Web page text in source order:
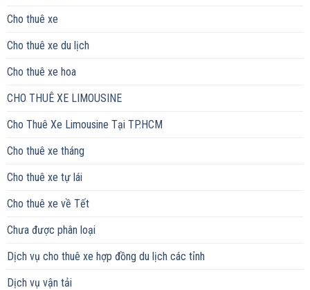
Cho thuê xe
Cho thuê xe du lịch
Cho thuê xe hoa
CHO THUÊ XE LIMOUSINE
Cho Thuê Xe Limousine Tại TP.HCM
Cho thuê xe tháng
Cho thuê xe tự lái
Cho thuê xe về Tết
Chưa được phân loại
Dịch vụ cho thuê xe hợp đồng du lịch các tỉnh
Dịch vụ vận tải